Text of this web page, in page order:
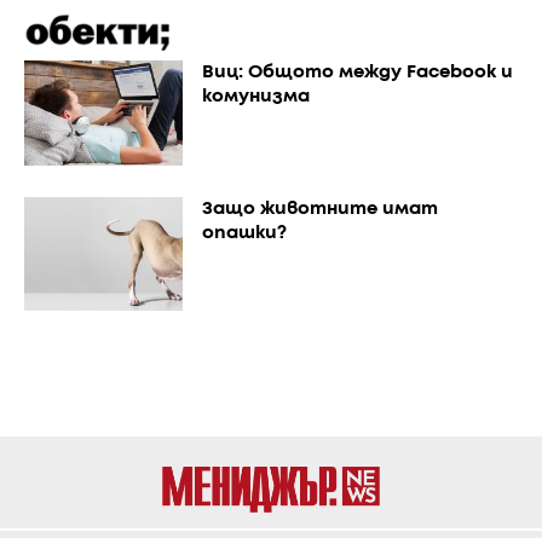
Виц: Общото между Facebook и
комунизма
Защо животните имат
опашки?